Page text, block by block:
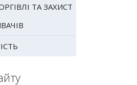
ТА ЗАХИСТ